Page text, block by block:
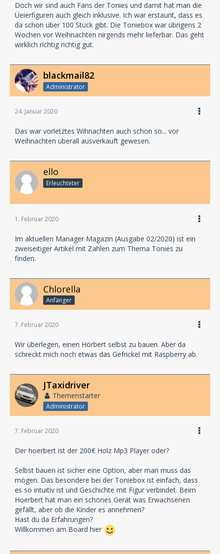
Doch wir sind auch Fans der Tonies und damit hat man die
Üeierfiguren auch gleich inklusive. Ich war erstaunt, dass es
da schon über 100 Stück gibt. Die Toniebox war übrigens 2
Wochen vor Weihnachten nirgends mehr lieferbar. Das geht
wirklich richtig richtig gut.
blackmail82
Administrator
24. Januar 2020
Das war vorletztes Wihnachten auch schon so... vor
Weihnachten überall ausverkauft gewesen.
ello
Erleuchteter
1. Februar 2020
Im aktuellen Manager Magazin (Ausgabe 02/2020) ist ein
zweiseitiger Artikel mit Zahlen zum Thema Tonies zu
finden.
Chlorella
Anfänger
7. Februar 2020
Wir überlegen, einen Hörbert selbst zu bauen. Aber da
schreckt mich noch etwas das Gefrickel mit Raspberry ab.
JTaxidriver
Themenstarter
Administrator
7. Februar 2020
Der hoerbert ist der 200€ Holz Mp3 Player oder?
Selbst bauen ist sicher eine Option, aber man muss das
mögen. Das besondere bei der Toniebox ist einfach, dass
es so intuitiv ist und Geschichte mit Figur verbindet. Beim
Hoerbert hat man ein schönes Gerät was Erwachsenen
gefällt, aber ob die Kinder es annehmen?
Hast du da Erfahrungen?
Willkommen am Board hier